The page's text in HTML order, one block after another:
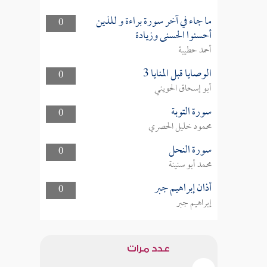
0 ما جاء في آخر سورة براءة و للذين
أحسنوا الحسنى وزيادة
أحمد حطيبة
0
الوصايا قبل المنايا 3
أبو إسحاق الحويني
0
سورة التوبة
محمود خليل الحصري
0
سورة النحل
محمد أبو سنينة
0
أذان إبراهيم جبر
إبراهيم جبر
عدد مرات